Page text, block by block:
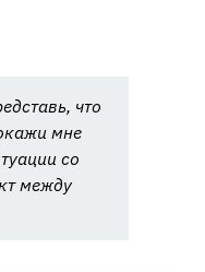
что
мне
со
между